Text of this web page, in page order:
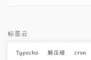
标签云
Typecho 解压缩 cron